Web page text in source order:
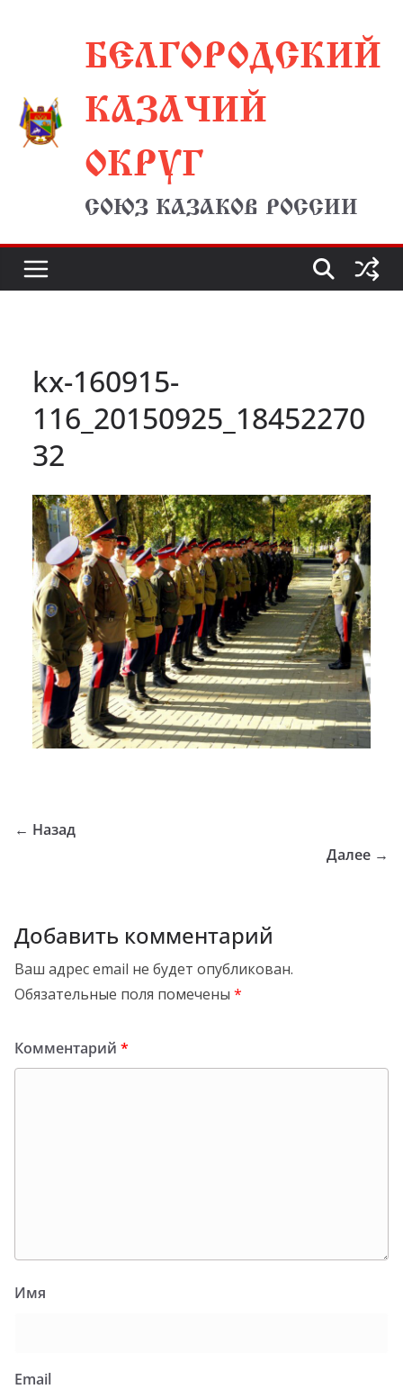
содержимомуБЕЛГОРОДСКИЙ
КАЗАЧИЙ
ОКРУГ
СОЮЗ КАЗАКОВ РОССИИ
kx-160915-
116_20150925_18452270
32
← Назад
Далее →
Добавить комментарий
Ваш адрес email не будет опубликован.
Обязательные поля помечены *
Комментарий *
Имя
Email